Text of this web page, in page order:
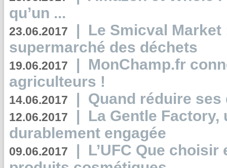
qu’un ...
23.06.2017 | Le Smicval
supermarché des déchets
19.06.2017 | MonChamp.fr
agriculteurs !
14.06.2017 | Quand réduire
12.06.2017 | La Gentle
durablement engagée
09.06.2017 | L’UFC Que